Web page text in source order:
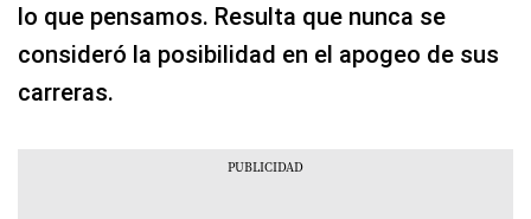
lo que pensamos. Resulta que nunca se
consideró la posibilidad en el apogeo de sus
carreras.